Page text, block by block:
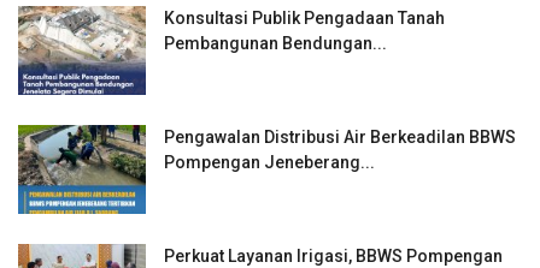
Konsultasi Publik Pengadaan Tanah
Pembangunan Bendungan...
Pengawalan Distribusi Air Berkeadilan BBWS
Pompengan Jeneberang...
Perkuat Layanan Irigasi, BBWS Pompengan